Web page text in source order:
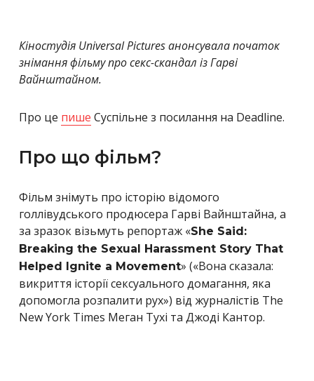
Кіностудія Universal Pictures анонсувала початок
знімання фільму про секс-скандал із Гарві
Вайнштайном.
Про це пише Суспільне з посилання на Deadline.
Про що фільм?
Фільм знімуть про історію відомого
голлівудського продюсера Гарві Вайнштайна, а
за зразок візьмуть репортаж «She Said:
Breaking the Sexual Harassment Story That
Helped Ignite a Movement» («Вона сказала:
викриття історії сексуального домагання, яка
допомогла розпалити рух») від журналістів The
New York Times Меган Тухі та Джоді Кантор.